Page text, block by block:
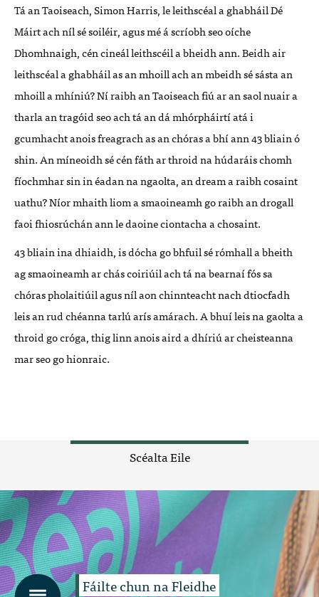
Tá an Taoiseach, Simon Harris, le leithscéal a ghabháil Dé
Máirt ach níl sé soiléir, agus mé á scríobh seo oíche
Dhomhnaigh, cén cineál leithscéil a bheidh ann. Beidh air
leithscéal a ghabháil as an mhoill ach an mbeidh sé sásta an
mhoill a mhíniú? Ní raibh an Taoiseach fiú ar an saol nuair a
tharla an tragóid seo ach tá an dá mhórpháirtí atá i
gcumhacht anois freagrach as an chóras a bhí ann 43 bliain ó
shin. An míneoidh sé cén fáth ar throid na húdaráis chomh
fíochmhar sin in éadan na ngaolta, an dream a raibh cosaint
uathu? Níor mhaith liom a smaoineamh go raibh an drogall
faoi fhiosrúchán ann le daoine ciontacha a chosaint.
43 bliain ina dhiaidh, is dócha go bhfuil sé rómhall a bheith
ag smaoineamh ar chás coiriúil ach tá na bearnaí fós sa
chóras pholaitiúil agus níl aon chinnteacht nach dtiocfadh
leis an rud chéanna tarlú arís amárach. A bhuí leis na gaolta a
throid go cróga, thig linn anois aird a dhíriú ar cheisteanna
mar seo go hionraic.
Scéalta Eile
Fáilte chun na Fleidhe